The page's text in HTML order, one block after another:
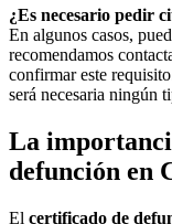
¿Es necesario pedir
En algunos casos,
recomendamos
confirmar este
será necesaria ningún
La
defunción en
El certificado de